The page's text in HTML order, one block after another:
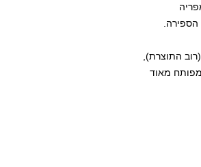
התוצרת),
מפותח מאוד